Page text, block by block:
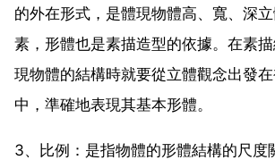
的外在形式，是體現物體高、寬、深
素，形體也是素描造型的依據。在素
現物體的結構時就要從立體觀念出發
中，準確地表現其基本形體。
3、比例：是指物體的形體結構的尺度